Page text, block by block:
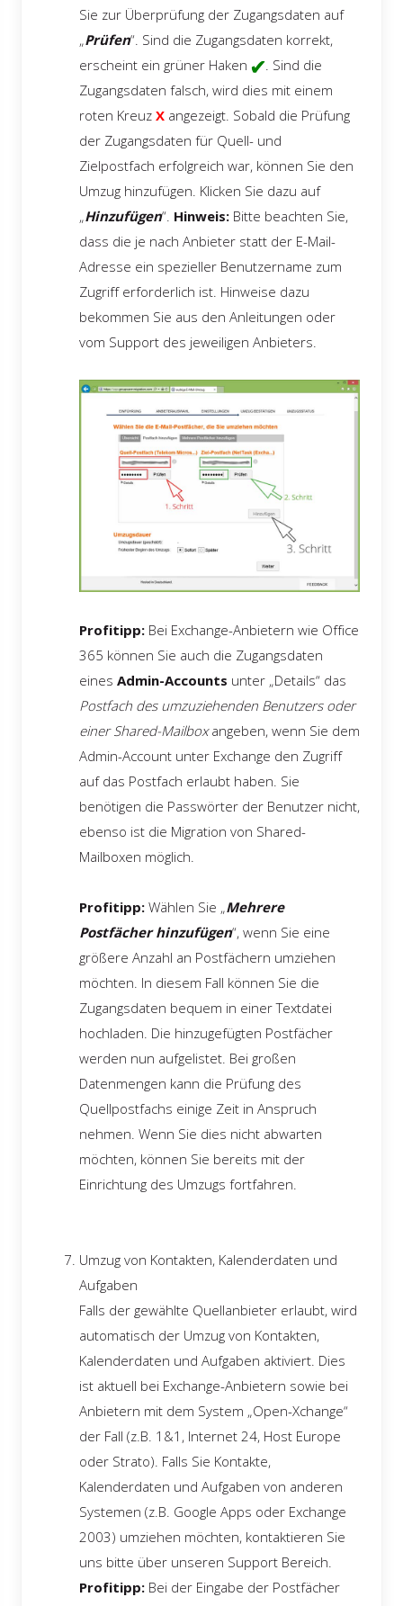
Sie zur Überprüfung der Zugangsdaten auf
„Prüfen“. Sind die Zugangsdaten korrekt,
erscheint ein grüner Haken
. Sind die
Zugangsdaten falsch, wird dies mit einem
roten Kreuz X angezeigt. Sobald die Prüfung
der Zugangsdaten für Quell- und
Zielpostfach erfolgreich war, können Sie den
Umzug hinzufügen. Klicken Sie dazu auf
„Hinzufügen“. Hinweis: Bitte beachten Sie,
dass die je nach Anbieter statt der E-Mail-
Adresse ein spezieller Benutzername zum
Zugriff erforderlich ist. Hinweise dazu
bekommen Sie aus den Anleitungen oder
vom Support des jeweiligen Anbieters.
Profitipp: Bei Exchange-Anbietern wie Office
365 können Sie auch die Zugangsdaten
eines Admin-Accounts unter „Details“ das
Postfach des umzuziehenden Benutzers oder
einer Shared-Mailboxangeben, wenn Sie dem
Admin-Account unter Exchange den Zugriff
auf das Postfach erlaubt haben. Sie
benötigen die Passwörter der Benutzer nicht,
ebenso ist die Migration von Shared-
Mailboxen möglich.
Profitipp: Wählen Sie „Mehrere
Postfächer hinzufügen“, wenn Sie eine
größere Anzahl an Postfächern umziehen
möchten. In diesem Fall können Sie die
Zugangsdaten bequem in einer Textdatei
hochladen. Die hinzugefügten Postfächer
werden nun aufgelistet. Bei großen
Datenmengen kann die Prüfung des
Quellpostfachs einige Zeit in Anspruch
nehmen. Wenn Sie dies nicht abwarten
möchten, können Sie bereits mit der
Einrichtung des Umzugs fortfahren.
Umzug von Kontakten, Kalenderdaten und
Aufgaben
Falls der gewählte Quellanbieter erlaubt, wird
automatisch der Umzug von Kontakten,
Kalenderdaten und Aufgaben aktiviert. Dies
ist aktuell bei Exchange-Anbietern sowie bei
Anbietern mit dem System „Open-Xchange“
der Fall (z.B. 1&1, Internet 24, Host Europe
oder Strato). Falls Sie Kontakte,
Kalenderdaten und Aufgaben von anderen
Systemen (z.B. Google Apps oder Exchange
2003) umziehen möchten, kontaktieren Sie
uns bitte über unseren Support Bereich.
Profitipp: Bei der Eingabe der Postfächer